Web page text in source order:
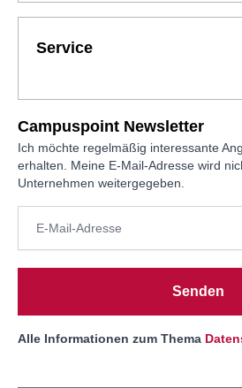
Service
Campuspoint Newsletter
Ich möchte regelmäßig interessante
erhalten. Meine E-Mail-Adresse wird
Unternehmen weitergegeben.
Senden
Alle Informationen zum Thema